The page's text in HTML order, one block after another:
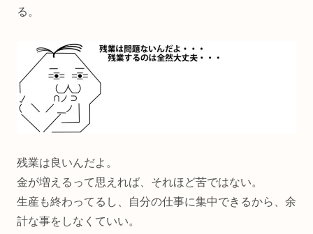
る。
残業は良いんだよ。
金が増えるって思えれば、それほど苦ではない。
生産も終わってるし、自分の仕事に集中できるから、余
計な事をしなくていい。